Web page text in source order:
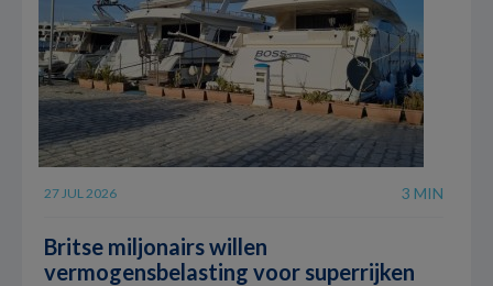
27 JUL 2026 3 MIN
Britse miljonairs willen
vermogensbelasting voor superrijken